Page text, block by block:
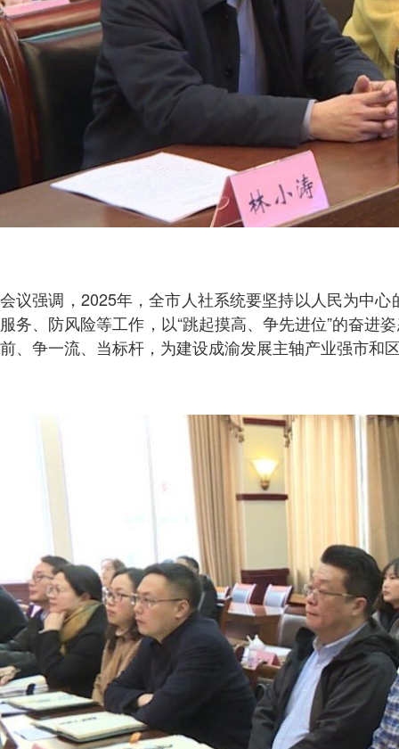
会议强调，2025年，全市人社系统要坚持以人民为中
服务、防风险等工作，以“跳起摸高、争先进位”的奋进
前、争一流、当标杆，为建设成渝发展主轴产业强市和